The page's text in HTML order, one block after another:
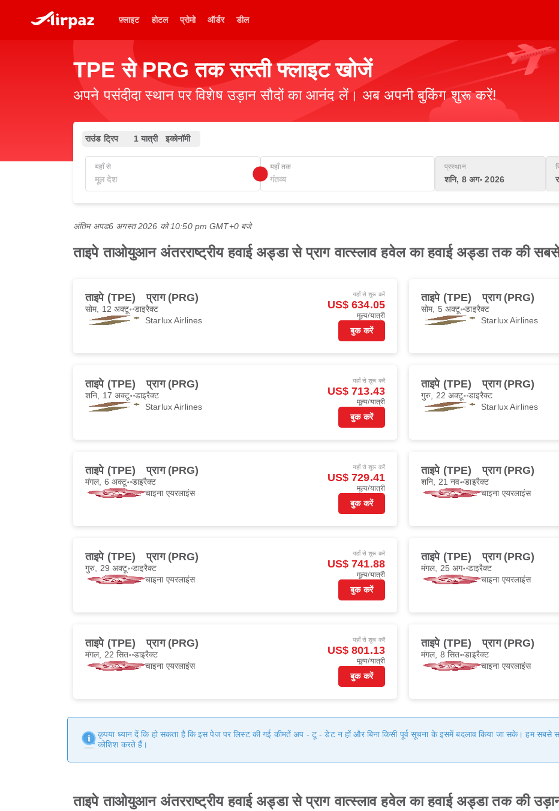
फ़्लाइट होटल प्रोमो ऑर्डर डील
TPE से PRG तक सस्ती फ्लाइट खोजें
अपने पसंदीदा स्थान पर विशेष उड़ान सौदों का आनंद लें। अब अपनी बुकिंग शुरू करें!
राउंड ट्रिप 1 यात्री इकोनॉमी
यहाँ से यहाँ तक प्रस्थान
शनि, 8 अग॰ 2026
अंतिम अपड6 अगस्त 2026 को 10:50 pm GMT+0 बजे
ताइपे ताओयुआन अंतरराष्ट्रीय हवाई अड्डा से प्राग वात्स्लाव हवेल का हवाई अड्डा तक की
ताइपे (TPE) प्राग (PRG)
सोम, 12 अक्टू॰ डाइरैक्ट
Starlux Airlines
यहाँ से शुरू करें
US$ 634.05
मूल्य/यात्री
बुक करें
ताइपे (TPE) प्राग (PRG)
सोम, 5 अक्टू॰डाइरैक्ट
Starlux Airlines
ताइपे (TPE) प्राग (PRG)
शनि, 17 अक्टू॰ डाइरैक्ट
Starlux Airlines
यहाँ से शुरू करें
US$ 713.43
मूल्य/यात्री
बुक करें
ताइपे (TPE) प्राग (PRG)
गुरु, 22 अक्टू॰ डाइरैक्ट
Starlux Airlines
ताइपे (TPE) प्राग (PRG)
मंगल, 6 अक्टू॰ डाइरैक्ट
चाइना एयरलाइंस
यहाँ से शुरू करें
US$ 729.41
मूल्य/यात्री
बुक करें
ताइपे (TPE) प्राग (PRG)
शनि, 21 नव॰डाइरैक्ट
चाइना एयरलाइंस
ताइपे (TPE) प्राग (PRG)
गुरु, 29 अक्टू॰ डाइरैक्ट
चाइना एयरलाइंस
यहाँ से शुरू करें
US$ 741.88
मूल्य/यात्री
बुक करें
ताइपे (TPE) प्राग (PRG)
मंगल, 25 अग॰ डाइरैक्ट
चाइना एयरलाइंस
ताइपे (TPE) प्राग (PRG)
मंगल, 22 सित॰ डाइरैक्ट
चाइना एयरलाइंस
यहाँ से शुरू करें
US$ 801.13
मूल्य/यात्री
बुक करें
ताइपे (TPE) प्राग (PRG)
मंगल, 8 सित॰डाइरैक्ट
चाइना एयरलाइंस
कृपया ध्यान दें कि हो सकता है कि इस पेज पर लिस्ट की गई कीमतें अप - टू - डेट न हों और बिना किसी पूर्व सूचना के इसमें बदलाव किया जा सके। हम सबसे
कोशिश करते हैं।
ताइपे ताओयुआन अंतरराष्ट्रीय हवाई अड्डा से प्राग वात्स्लाव हवेल का हवाई अड्डा तक की